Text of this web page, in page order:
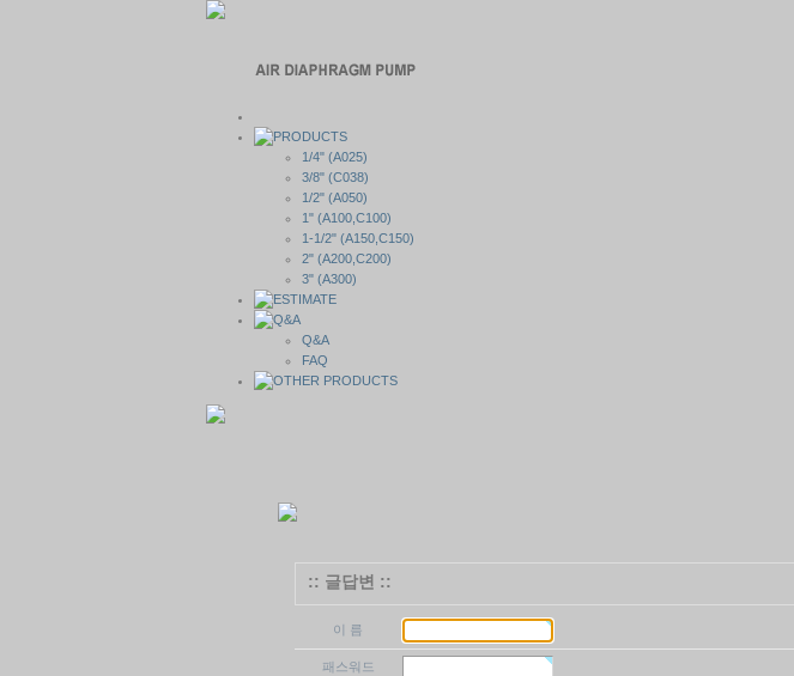
1/4" (A025)
3/8" (C038)
1/2" (A050)
1" (A100,C100)
1-1/2" (A150,C150)
2" (A200,C200)
3" (A300)
Q&A
FAQ
:: 글답변 ::
이 름
패스워드